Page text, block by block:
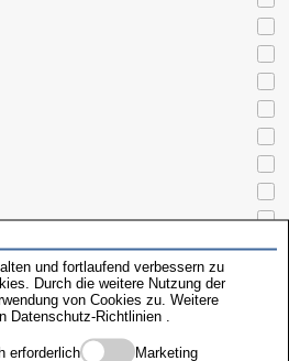
und fortlaufend verbessern zu
Durch die weitere Nutzung der
von Cookies zu. Weitere
Datenschutz-Richtlinien
erforderlich
Marketing